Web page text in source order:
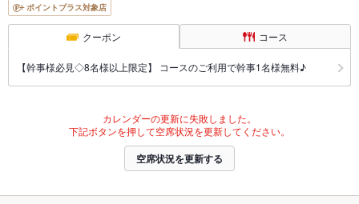
ポイントプラス対象店
クーポン コース
【幹事様必見◇8名様以上限定】 コースのご利用で幹事1名様無料♪
カレンダーの更新に失敗しました。
下記ボタンを押して空席状況を更新してください。
空席状況を更新する